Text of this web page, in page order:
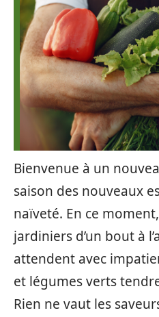
Bienvenue à un
saison des nouveaux
naïveté. En ce
jardiniers d’un bout à
attendent avec
et légumes verts
Rien ne vaut les